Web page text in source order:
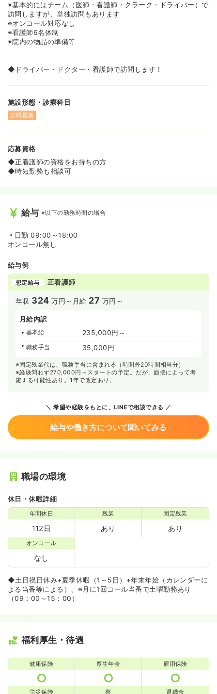
※基本的にはチーム（医師・看護師・クラーク・ドライバー）で
訪問しますが、単独訪問もあります
※オンコール対応なし
※看護師6名体制
※院内の物品の準備等
◆ドライバー・ドクター・看護師で訪問します！
施設形態・診療科目
訪問看護
応募資格
◆正看護師の資格をお持ちの方
◆時短勤務も相談可
給与 ※以下の勤務時間の場合
日勤 09:00～18:00
オンコール無し
給与例
想定給与 正看護師
年収 324 万円～ 月給 27 万円～
月給内訳
基本給 235,000円～
職務手当 35,000円
※固定残業代は、職務手当に含まれる（時間外20時間相当分）
※経験問わず270,000円～スタートの予定。だが、面接によって考
慮する可能性あり。1年で改定あり。
希望や経験をもとに、LINEで相談できる
給与や働き方について聞いてみる
職場の環境
休日・休暇詳細
年間休日
112日
残業
あり
固定残業
あり
オンコール
なし
◆土日祝日休み+夏季休暇（1～5日）+年末年始（カレンダーに
よる当番等による）、※月に1回コール当番で土曜勤務あり
（09：00～15：00）
福利厚生・待遇
健康保険 厚生年金 雇用保険
労災保険 寮 退職金